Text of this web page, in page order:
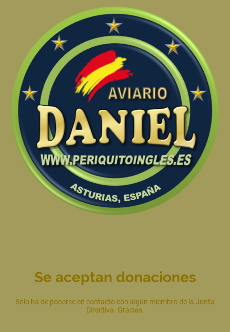
Se aceptan donaciones
Sólo ha de ponerse en contacto con algún miembro de la Junta
Directiva. Gracias.